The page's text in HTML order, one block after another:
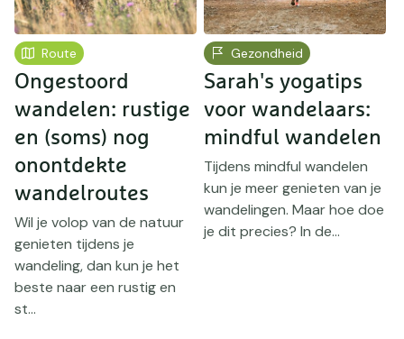
Route
Ongestoord
wandelen: rustige
en (soms) nog
onontdekte
wandelroutes
Wil je volop van de natuur
genieten tijdens je
wandeling, dan kun je het
beste naar een rustig en
st...
Gezondheid
Sarah's yogatips
voor wandelaars:
mindful wandelen
Tijdens mindful wandelen
kun je meer genieten van je
wandelingen. Maar hoe doe
je dit precies? In de...